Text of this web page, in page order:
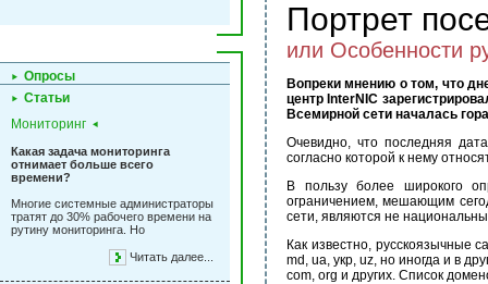
Опросы
Статьи
Мониторинг
Какая задача мониторинга
отнимает больше всего
времени?
Многие системные администраторы
тратят до 30% рабочего времени на
рутину мониторинга. Но
Читать далее...
Портрет
или Особенности
Вопреки мнению о том, что
центр InterNIC
Всемирной сети началась
Очевидно, что последняя
согласно которой к нему
В пользу более широкого
ограничением, мешающим
сети, являются не
Как известно, русскоязычные
md, ua, укр, uz, но иногда и в
com, org и других. Список